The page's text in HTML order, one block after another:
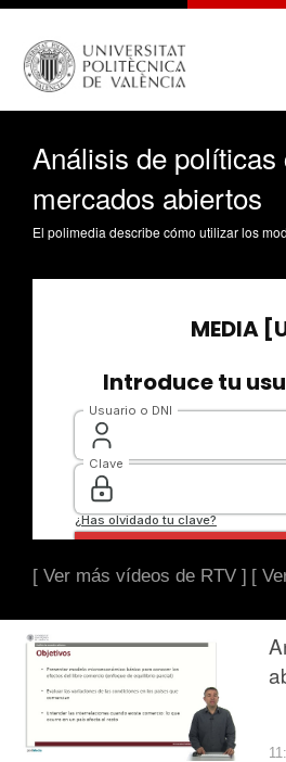
Análisis de
mercados abiertos
[ Ver más vídeos de RTV ] [